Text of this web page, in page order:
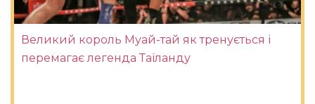
Великий король Муай-тай як тренується і
перемагає легенда Таїланду